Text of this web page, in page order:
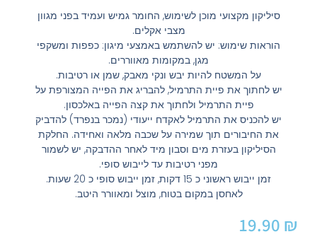
סיליקון מקצועי מוכן לשימוש, החומר גמיש ועמיד בפני מגוון
מצבי אקלים.
הוראות שימוש: יש להשתמש באמצעי מיגון: כפפות ומשקפי
מגן, במקומות מאווררים.
על המשטח להיות יבש ונקי מאבק, שמן או רטיבות.
יש לחתוך את פיית התרמיל, להבריג את הפייה המצורפת על
פיית התרמיל ולחתוך את קצה הפייה באלכסון.
יש להכניס את התרמיל לאקדח ייעודי (נמכר בנפרד) להדביק
את החיבורים תוך שמירה על שכבה מלאה ואחידה. החלקת
הסיליקון בעזרת מים וסבון מיד לאחר ההדבקה, יש לשמור
מפני רטיבות עד לייבוש סופי.
זמן ייבוש ראשוני כ 15 דקות, זמן ייבוש סופי כ 20 שעות.
לאחסן במקום בטוח, מוצל ומאוורר היטב.
19.90 ₪